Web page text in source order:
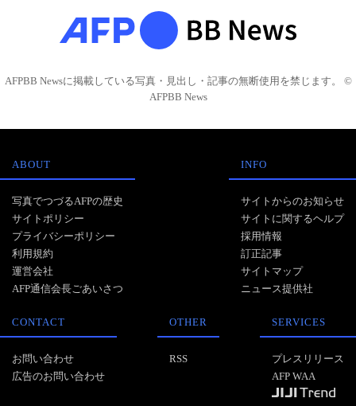
AFPBB Newsに掲載している写真・見出し・記事の無断使用を禁じます。 ©
AFPBB News
ABOUT
写真でつづるAFPの歴史
サイトポリシー
プライバシーポリシー
利用規約
運営会社
AFP通信会長ごあいさつ
INFO
サイトからのお知らせ
サイトに関するヘルプ
採用情報
訂正記事
サイトマップ
ニュース提供社
CONTACT
お問い合わせ
広告のお問い合わせ
OTHER
RSS
SERVICES
プレスリリース
AFP WAA